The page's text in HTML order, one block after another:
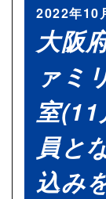
2022年10
大阪
ァミ
室(11
員と
込み